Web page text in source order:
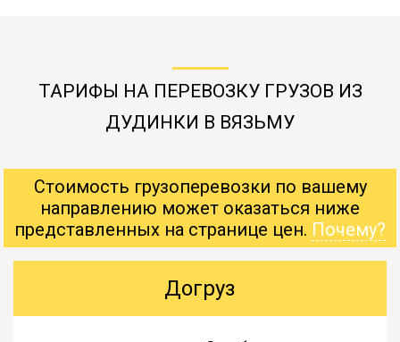
ТАРИФЫ НА ПЕРЕВОЗКУ ГРУЗОВ ИЗ
ДУДИНКИ В ВЯЗЬМУ
Стоимость грузоперевозки по вашему
направлению может оказаться ниже
представленных на странице цен. Почему?
Догруз